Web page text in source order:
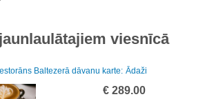
viesnīcā
Baltezerā dāvanu karte: Ādaži
€ 289.00